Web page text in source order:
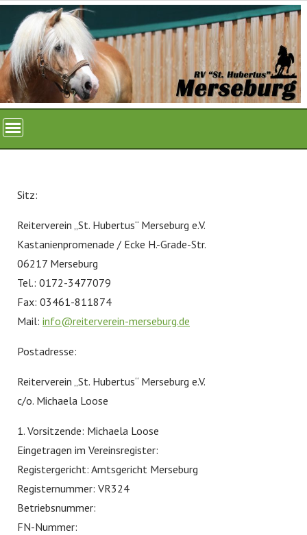
Skip
content
Sitz:
Reiterverein „St. Hubertus“ Merseburg e.V.
Kastanienpromenade / Ecke H.-Grade-Str.
06217 Merseburg
Tel.: 0172-3477079
Fax: 03461-811874
Mail: info@reiterverein-merseburg.de
Postadresse:
Reiterverein „St. Hubertus“ Merseburg e.V.
c/o. Michaela Loose
1. Vorsitzende: Michaela Loose
Eingetragen im Vereinsregister:
Registergericht: Amtsgericht Merseburg
Registernummer: VR324
Betriebsnummer:
FN-Nummer: